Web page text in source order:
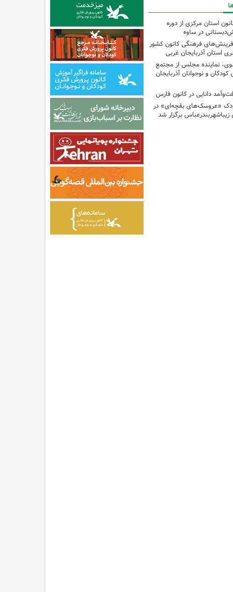
استان مرکزی از دوره
در ساوه
فرهنگی کانون کشور
استان آذربایجان غربی
نماینده مجلس از مجتمع
و نوجوانان آذربایجان
دانایی در کانون فارس
«عروسک‌های بقچه‌ای» در
برگزار شد